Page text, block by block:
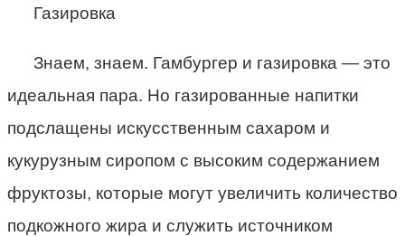
Газировка
Знаем, знаем. Гамбургер и газировка — это
идеальная пара. Но газированные напитки
подслащены искусственным сахаром и
кукурузным сиропом с высоким содержанием
фруктозы, которые могут увеличить количество
подкожного жира и служить источником